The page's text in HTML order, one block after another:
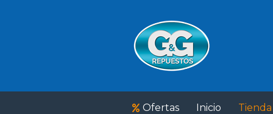
Ofertas Inicio Tienda